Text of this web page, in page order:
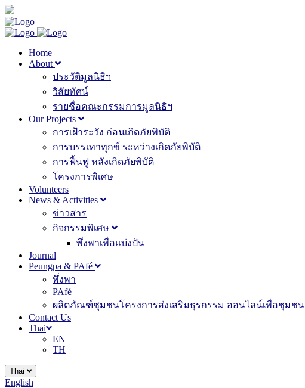
Home
About
ประวัติมูลนิธิฯ
วิสัยทัศน์
รายชื่อคณะกรรมการมูลนิธิฯ
Our Projects
การเฝ้าระวัง ก่อนเกิดภัยพิบัติ
การบรรเทาทุกข์ ระหว่างเกิดภัยพิบัติ
การฟื้นฟู หลังเกิดภัยพิบัติ
โครงการพิเศษ
Volunteers
News & Activities
ข่าวสาร
กิจกรรมพิเศษ
พึ่งพาเพื่อแบ่งปัน
Journal
Peungpa & PAfé
พึ่งพา
PAfé
ผลิตภัณฑ์ชุมชนโครงการส่งเสริมธุรกรรม ออนไลน์เพื่อชุมชน
Contact Us
Thai
EN
TH
Thai
English